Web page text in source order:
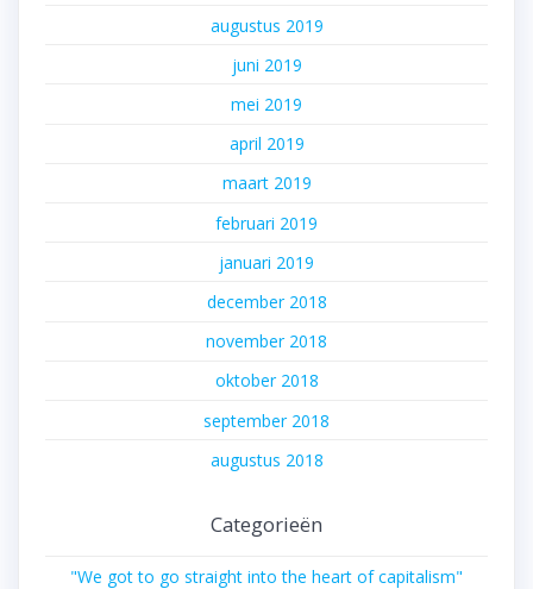
augustus 2019
juni 2019
mei 2019
april 2019
maart 2019
februari 2019
januari 2019
december 2018
november 2018
oktober 2018
september 2018
augustus 2018
Categorieën
"We got to go straight into the heart of capitalism"